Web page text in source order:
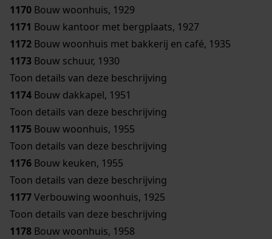
1170 Bouw woonhuis, 1929
1171 Bouw kantoor met bergplaats, 1927
1172 Bouw woonhuis met bakkerij en café, 1935
1173 Bouw schuur, 1930
Toon details van deze beschrijving
1174 Bouw dakkapel, 1951
Toon details van deze beschrijving
1175 Bouw woonhuis, 1955
Toon details van deze beschrijving
1176 Bouw keuken, 1955
Toon details van deze beschrijving
1177Verbouwing woonhuis, 1925
Toon details van deze beschrijving
1178 Bouw woonhuis, 1958